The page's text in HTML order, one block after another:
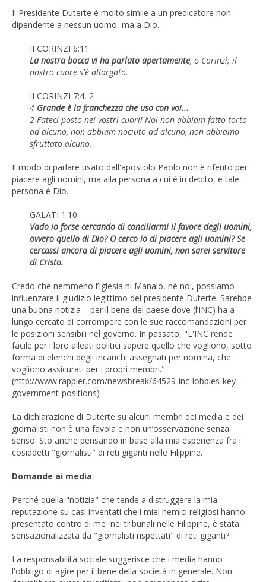
Il Presidente Duterte è molto simile a un predicatore non
dipendente a nessun uomo, ma a Dio.
II CORINZI 6:11
La nostra bocca vi ha parlato apertamente, o Corinzî; il
nostro cuore s'è allargato.
II CORINZI 7:4, 2
4 Grande è la franchezza che uso con voi...
2 Fateci posto nei vostri cuori! Noi non abbiam fatto torto
ad alcuno, non abbiam nociuto ad alcuno, non abbiamo
sfruttato alcuno.
Il modo di parlare usato dall'apostolo Paolo non è riferito per
piacere agli uomini, ma alla persona a cui è in debito, e tale
persona è Dio.
GALATI 1:10
Vado io forse cercando di conciliarmi il favore degli uomini,
ovvero quello di Dio? O cerco io di piacere agli uomini? Se
cercassi ancora di piacere agli uomini, non sarei servitore
di Cristo.
Credo che nemmeno l’Iglesia ni Manalo, nè noi, possiamo
influenzare il giudizio legittimo del presidente Duterte. Sarebbe
una buona notizia – per il bene del paese dove (l’INC) ha a
lungo cercato di corrompere con le sue raccomandazioni per
le posizioni sensibili nel governo. In passato, "L'INC rende
facile per i loro alleati politici sapere quello che vogliono, sotto
forma di elenchi degli incarichi assegnati per nomina, che
vogliono assicurati per i propri membri."
(http://www.rappler.com/newsbreak/64529-inc-lobbies-key-
government-positions)
La dichiarazione di Duterte su alcuni membri dei media e dei
giornalisti non è una favola e non un’osservazione senza
senso. Sto anche pensando in base alla mia esperienza fra i
cosiddetti "giornalisti" di reti giganti nelle Filippine.
Domande ai media
Perché quella "notizia" che tende a distruggere la mia
reputazione su casi inventati che i miei nemici religiosi hanno
presentato contro di me nei tribunali nelle Filippine, è stata
sensazionalizzata da "giornalisti rispettati" di reti giganti?
La responsabilità sociale suggerisce che i media hanno
l'obbligo di agire per il bene della società in generale. Non